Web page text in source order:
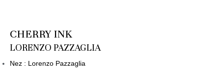
CHERRY INK
LORENZO PAZZAGLIA
Nez : Lorenzo Pazzaglia